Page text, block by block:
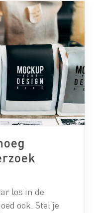
hierin de juiste
los in de
ook. Stel je